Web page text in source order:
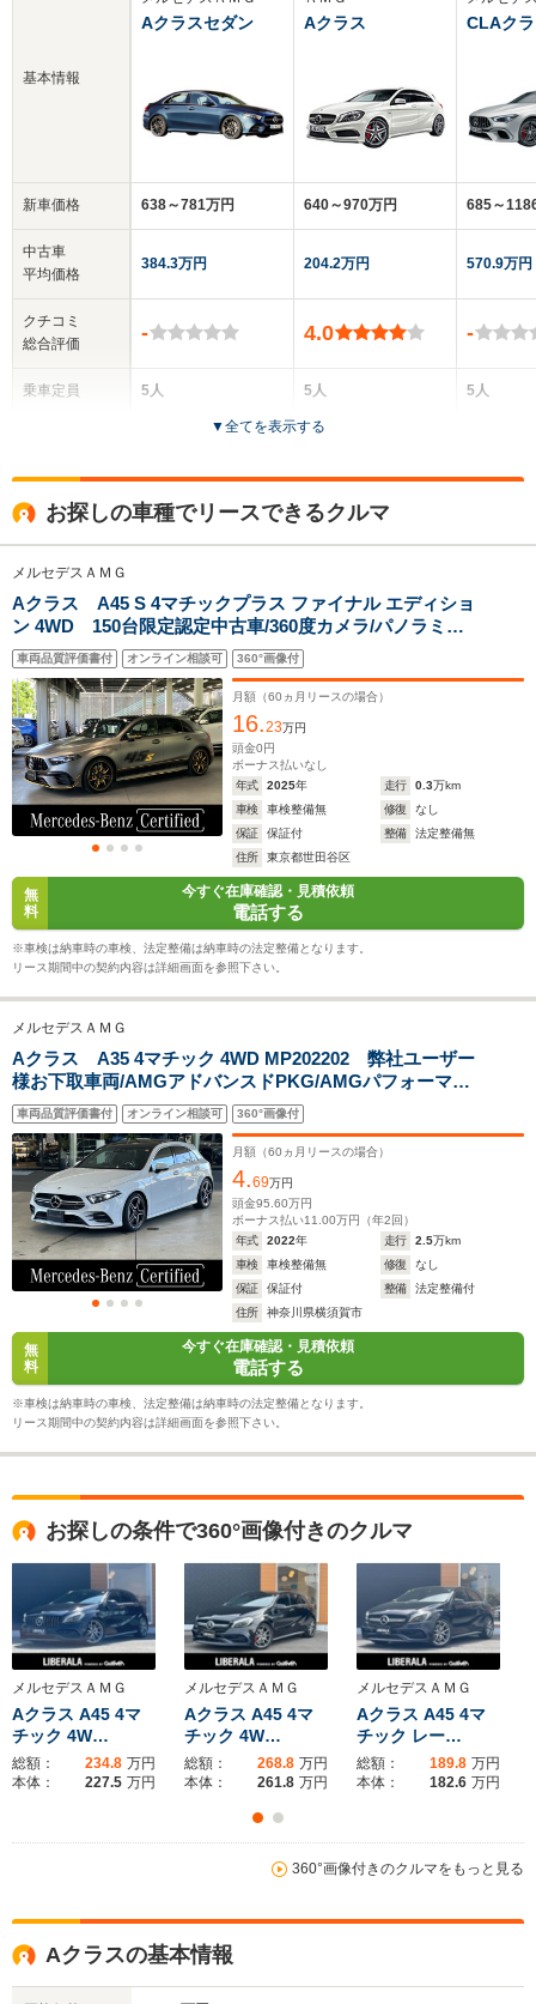
基本情報
新車価格
中古車
平均価格
クチコミ
総合評価
乗車定員
サイズ
WLTCモード
燃費
駆動方式
Aクラスセダン
638～781万円
384.3万円
-
5人
全高
1.41m
全幅
1.8m
全長
4.56m～4.57m
ホイールベース
-m
11.6～12.3km/L
└市街地:7.9～
└郊外:11.9～
└高速道路:14.0～
14.6km/L
4WD
Aクラス
640～970万円
204.2万円
4.0
5人
5ドア
全高
1.42m～1.72m
全幅
1.78m～1.79m
-
4WD
CLAク
685～
570.9万円
-
5人
4WD
▼全てを表示する
お探しの車種でリースできるクルマ
メルセデスＡＭＧ
Aクラス A45 S 4マチックプラス ファイナル エディショ
ン 4WD 150台限定認定中古車/360度カメラ/パノラミッ
クスライディングルーフ/AMG RIDE CONTROLサスペン
ション/ヘッドアップディスプレイ/Burumesterサラウン
ドサウンドシステム/MBUXARナビゲーションシステ
ム/360度カメラ
車両品質評価書付 オンライン相談可 360°画像付
月額（60 ヵ月リースの場合）
16.23万円
頭金0円
ボーナス払いなし
年式
2025年 走行 0.3万km
車検
車検整備無 修復
なし
保証
保証付 整備
法定整備無
住所
東京都世田谷区
無
料
今すぐ在庫確認・見積依頼
電話する
※車検は納車時の車検、法定整備は納車時の法定整備となります。
リース期間中の契約内容は詳細画面を参照下さい。
メルセデスＡＭＧ
Aクラス A35 4マチック 4WD MP202202 弊社ユーザー
様お下取車両/AMGアドバンスドPKG/AMGパフォーマン
スPKG/パノラミックスライディングルーフ/赤&黒コンビ
レザー/360°カメラ/ヘッドアップディスプレイ/シートヒー
ター/アンビエントライト/
車両品質評価書付 オンライン相談可 360°画像付
月額（60 ヵ月リースの場合）
4.69万円
頭金95.60万円
ボーナス払い11.00万円（年2 回）
年式
2022年 走行 2.5万km
車検
車検整備無 修復
なし
保証
保証付 整備
法定整備付
住所
神奈川県横須賀市
無
料
今すぐ在庫確認・見積依頼
電話する
※車検は納車時の車検、法定整備は納車時の法定整備となります。
リース期間中の契約内容は詳細画面を参照下さい。
お探しの条件で360°画像付きのクルマ
メルセデスＡＭＧ
Aクラス A45 4マ
チック 4W…
総額： 234.8 万円
本体：
227.5 万円
メルセデスＡＭＧ
Aクラス A45 4マ
チック 4W…
総額： 268.8 万円
本体：
261.8 万円
メルセデスＡＭＧ
Aクラス A45 4マ
チック レー…
総額： 189.8 万円
本体：
182.6 万円
360°画像付きのクルマをもっと見る
Aクラスの基本情報